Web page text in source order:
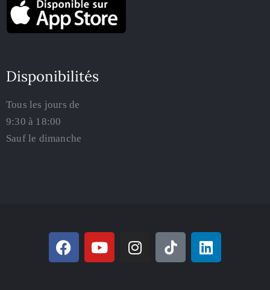
Disponibilités
Tous les jours de
9:30 à 18:00
Sauf le dimanche